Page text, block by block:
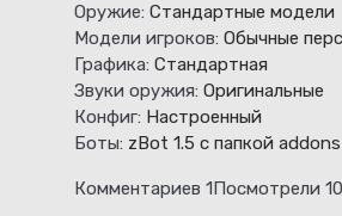
Оружие: Стандартные модели
Модели игроков: Обычные
Графика: Стандартная
Звуки оружия: Оригинальные
Конфиг: Настроенный
Боты: zBot 1.5 с папкой addons
Комментариев 1Посмотрели